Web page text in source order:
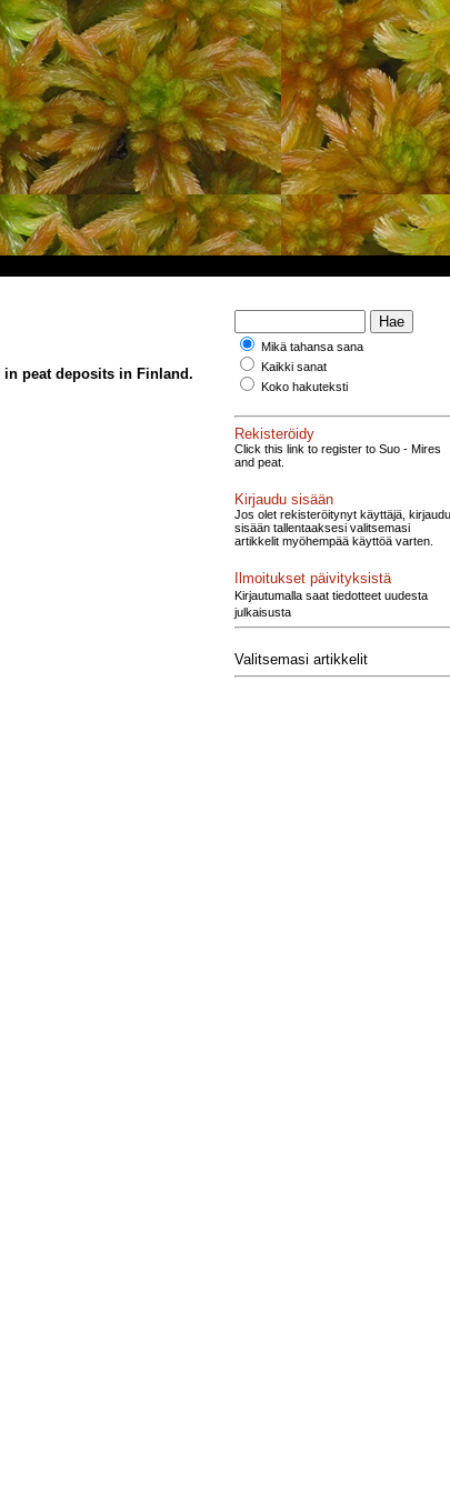
in peat deposits in Finland.
Mikä tahansa sana
Kaikki sanat
Koko hakuteksti
Rekisteröidy
Click this link to register to Suo - Mires
and peat.
Kirjaudu sisään
Jos olet rekisteröitynyt käyttäjä, kirjaudu
sisään tallentaaksesi valitsemasi
artikkelit myöhempää käyttöä varten.
Ilmoitukset päivityksistä
Kirjautumalla saat tiedotteet uudesta
julkaisusta
Valitsemasi artikkelit